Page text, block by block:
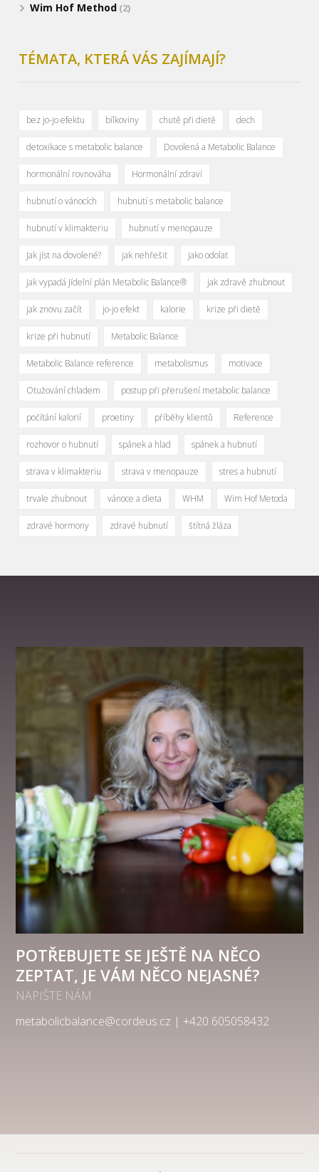
Wim Hof Method (2)
TÉMATA, KTERÁ VÁS ZAJÍMAJÍ?
bez jo-jo efektu bílkoviny chutě při dietě dech
detoxikace s metabolic balance Dovolená a Metabolic Balance
hormonální rovnováha Hormonální zdraví
hubnutí o vánocích hubnutí s metabolic balance
hubnutí v klimakteriu hubnutí v menopauze
Jak jíst na dovolené? jak nehřešit jako odolat
Jak vypadá Jídelní plán Metabolic Balance® jak zdravě zhubnout
jak znovu začít jo-jo efekt kalorie krize při dietě
krize při hubnutí Metabolic Balance
Metabolic Balance reference metabolismus motivace
Otužování chladem postup při přerušení metabolic balance
počítání kalorií proetiny příběhy klientů Reference
rozhovor o hubnutí spánek a hlad spánek a hubnutí
strava v klimakteriu strava v menopauze stres a hubnutí
trvale zhubnout vánoce a dieta WHM Wim Hof Metoda
zdravé hormony zdravé hubnutí štítná žláza
POTŘEBUJETE SE JEŠTĚ NA NĚCO
ZEPTAT, JE VÁM NĚCO NEJASNÉ?
NAPIŠTE NÁM
metabolicbalance@cordeus.cz | +420 605058432